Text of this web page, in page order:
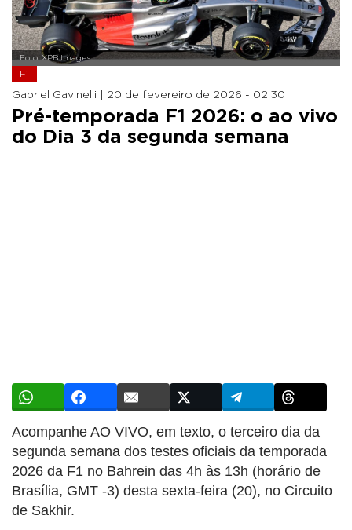
Foto: XPB Images
F1
Gabriel Gavinelli | 20 de fevereiro de 2026 - 02:30
Pré-temporada F1 2026: o ao vivo
do Dia 3 da segunda semana
Acompanhe AO VIVO, em texto, o terceiro dia da
segunda semana dos testes oficiais da temporada
2026 da F1 no Bahrein das 4h às 13h (horário de
Brasília, GMT -3) desta sexta-feira (20), no Circuito
de Sakhir.